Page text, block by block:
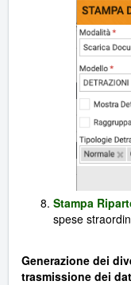
Stampa
spese
Generazione dei
trasmissione dei